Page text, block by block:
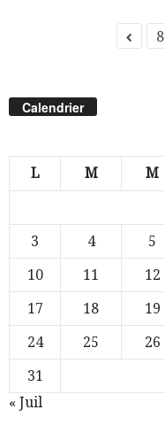
8
Calendrier
L M M
3
4 5
10
11 12
17
18 19
24
25 26
31
« Juil